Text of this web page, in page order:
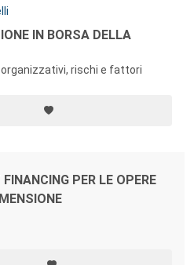
IN BORSA DELLA
rischi e fattori
PER LE OPERE